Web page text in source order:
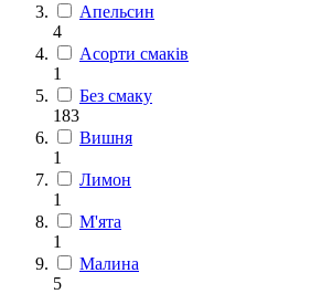
Апельсин
4
Асорти смаків
1
Без смаку
183
Вишня
1
Лимон
1
М'ята
1
Малина
5